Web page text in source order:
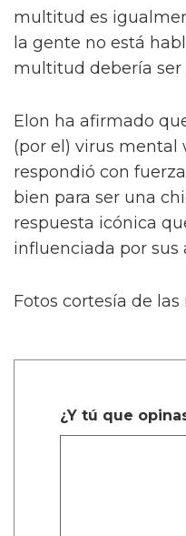
Cynthia Lee
Phoenix y Crystal
Temporada 17.
También se pueden
a Vivian dominando
cabello y
de los videos fue
London, un
intento por reunir a
múltiples ocasiones,